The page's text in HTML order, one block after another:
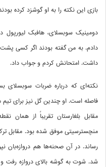
بازی این نکته را به او گوشزد کرده
دومینیک سوبسلای، هافبک لیورپول
دادم. به من گفته بودند اگر کسی
داشت. امتحانش کردم و جواب داد.
نکته‌ای که درباره ضربات سوبسلای
فاصله است. او چندین گل نیز برای تیم
مقابل بلغارستان تقریباً از همان
منچسترسیتی موفق شده بود. مقابل
رساند. در آن صحنه‌ها هم دروازه‌بان
شد. شوت به گوشه بالای دروازه رفت و